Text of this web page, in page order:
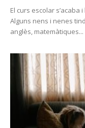
El curs escolar s’acaba
Alguns nens i nenes
anglès,